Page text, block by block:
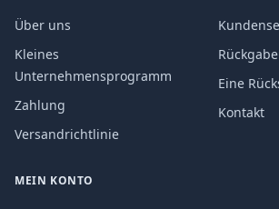
Über uns
Kleines
Unternehmensprogramm
Zahlung
Versandrichtlinie
Eine
Kontakt
MEIN KONTO